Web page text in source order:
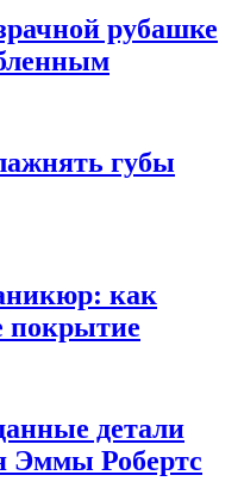
рубашке
губы
как
покрытие
детали
Эммы Робертс